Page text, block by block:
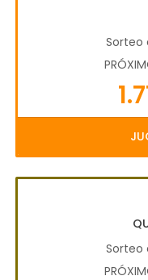
Sorteo
Sorteo